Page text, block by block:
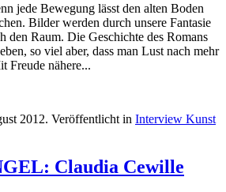
jede Bewegung lässt den alten Boden
Bilder werden durch unsere Fantasie
den Raum. Die Geschichte des Romans
so viel aber, dass man Lust nach mehr
Freude nähere...
2012. Veröffentlicht in Interview Kunst
Claudia Cewille